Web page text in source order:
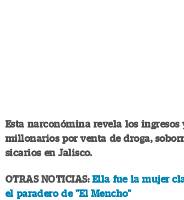
Esta narconómina revela los ingresos
millonarios por venta de droga,
sicarios en Jalisco.
OTRAS NOTICIAS: Ella fue la mujer
el paradero de "El Mencho"